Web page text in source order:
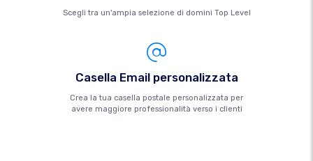
Scegli tra un'ampia selezione di domini Top Level
Casella Email personalizzata
Crea la tua casella postale personalizzata per
avere maggiore professionalità verso i clienti